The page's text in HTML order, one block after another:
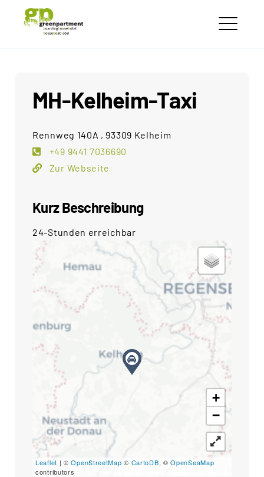
greenpartment
houseboathotels
MH-Kelheim-Taxi
Rennweg 140A , 93309 Kelheim
+49 9441 7036690
Zur Webseite
Kurz Beschreibung
24-Stunden erreichbar
+
−
Leaflet | ©OpenStreetMap © CartoDB, ©OpenSeaMap
contributors